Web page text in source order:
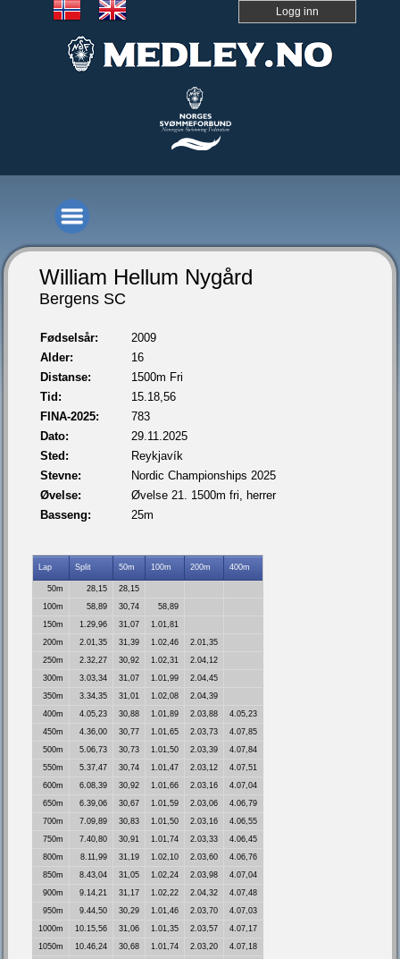
Logg inn
William Hellum Nygård
Bergens SC
Fødselsår:
2009
Alder:
16
Distanse:
1500m Fri
Tid:
15.18,56
FINA-2025:
783
Dato:
29.11.2025
Sted:
Reykjavík
Stevne:
Nordic Championships 2025
Øvelse:
Øvelse 21. 1500m fri, herrer
Basseng:
25m
Lap Split 50m 100m 200m 400m
50m 28,15
28,15
100m
58,89 30,74
58,89
150m
1.29,96 31,07
1.01,81
200m
2.01,35 31,39 1.02,46
2.01,35
250m
2.32,27 30,92 1.02,31
2.04,12
300m
3.03,34 31,07 1.01,99
2.04,45
350m
3.34,35 31,01 1.02,08
2.04,39
400m
4.05,23 30,88 1.01,89 2.03,88
4.05,23
450m
4.36,00 30,77 1.01,65 2.03,73
4.07,85
500m
5.06,73 30,73 1.01,50 2.03,39
4.07,84
550m
5.37,47 30,74 1.01,47 2.03,12
4.07,51
600m
6.08,39 30,92 1.01,66 2.03,16
4.07,04
650m
6.39,06 30,67 1.01,59 2.03,06
4.06,79
700m
7.09,89 30,83 1.01,50 2.03,16
4.06,55
750m
7.40,80 30,91 1.01,74 2.03,33
4.06,45
800m
8.11,99 31,19 1.02,10 2.03,60
4.06,76
850m
8.43,04 31,05 1.02,24 2.03,98
4.07,04
900m
9.14,21 31,17 1.02,22 2.04,32
4.07,48
950m
9.44,50 30,29 1.01,46 2.03,70
4.07,03
1000m
10.15,56 31,06 1.01,35 2.03,57
4.07,17
1050m
10.46,24 30,68 1.01,74 2.03,20
4.07,18